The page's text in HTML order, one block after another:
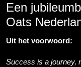
Een
Oats
Uit het voorwoord:
Success is a journey,